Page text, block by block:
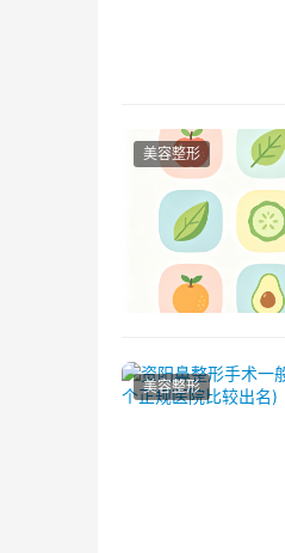
美容整形
美容整形